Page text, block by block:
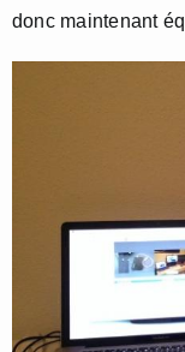
donc maintenant